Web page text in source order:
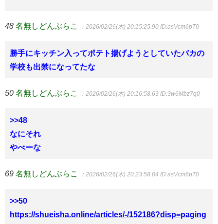
48 名無しどんぶらこ ：2026/02/26(木) 20:15:25.90 ID:asVcm6pT0
勝手にキッチン入ってポテト揚げようとしていたバカの
学校も出禁になってたな
50 名無しどんぶらこ ：2026/02/26(木) 20:16:58.63 ID:3w6Mbz7q0
>>48
なにそれ
やべーな
69 名無しどんぶらこ ：2026/02/26(木) 20:23:58.04 ID:asVcm6pT0
>>50
https://shueisha.online/articles/-/152186?disp=paging